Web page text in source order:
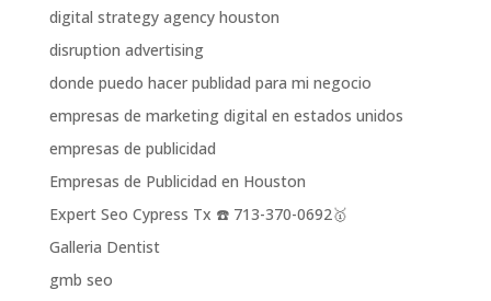
digital strategy agency houston
disruption advertising
donde puedo hacer publidad para mi negocio
empresas de marketing digital en estados unidos
empresas de publicidad
Empresas de Publicidad en Houston
Expert Seo Cypress Tx ☎️ 713-370-0692🥇
Galleria Dentist
gmb seo